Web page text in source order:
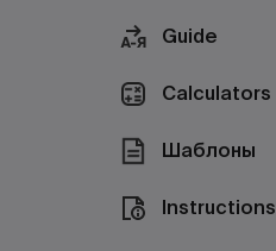
Guide
Calculators
Шаблоны
Instructions